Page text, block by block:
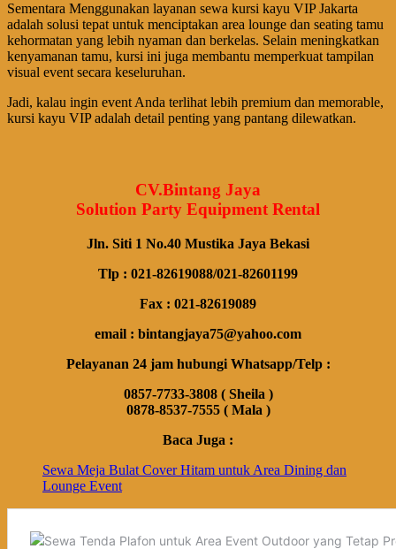
Sementara Menggunakan layanan sewa kursi kayu VIP Jakarta
adalah solusi tepat untuk menciptakan area lounge dan seating tamu
kehormatan yang lebih nyaman dan berkelas. Selain meningkatkan
kenyamanan tamu, kursi ini juga membantu memperkuat tampilan
visual event secara keseluruhan.
Jadi, kalau ingin event Anda terlihat lebih premium dan memorable,
kursi kayu VIP adalah detail penting yang pantang dilewatkan.
CV.Bintang Jaya
Solution Party Equipment Rental
Jln. Siti 1 No.40 Mustika Jaya Bekasi
Tlp : 021-82619088/021-82601199
Fax : 021-82619089
email : bintangjaya75@yahoo.com
Pelayanan 24 jam hubungi Whatsapp/Telp :
0857-7733-3808 ( Sheila )
0878-8537-7555 ( Mala )
Baca Juga :
Sewa Meja Bulat Cover Hitam untuk Area Dining dan
Lounge Event